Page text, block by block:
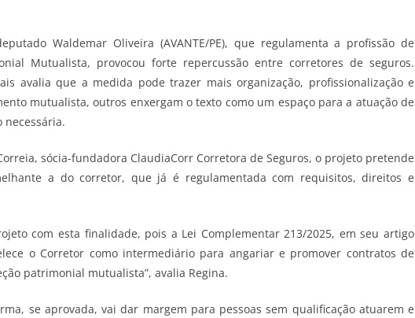
Waldemar Oliveira (AVANTE/PE), que regulamenta a profissão de
Mutualista, provocou forte repercussão entre corretores de seguros.
avalia que a medida pode trazer mais organização, profissionalização e
mutualista, outros enxergam o texto como um espaço para a atuação de
necessária.
sócia-fundadora ClaudiaCorr Corretora de Seguros, o projeto pretende
a do corretor, que já é regulamentada com requisitos, direitos e
com esta finalidade, pois a Lei Complementar 213/2025, em seu artigo
o Corretor como intermediário para angariar e promover contratos de
patrimonial mutualista”, avalia Regina.
se aprovada, vai dar margem para pessoas sem qualificação atuarem e